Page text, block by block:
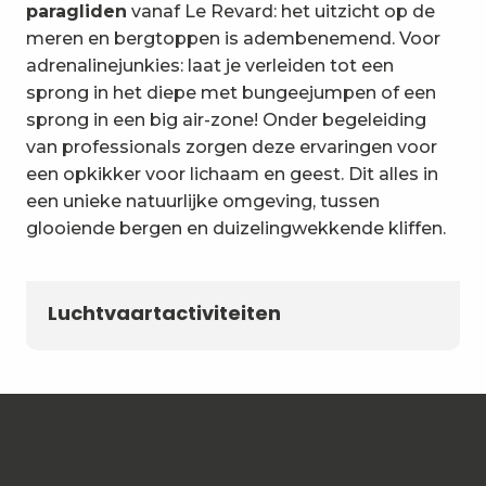
paragliden vanaf Le Revard: het uitzicht op de
meren en bergtoppen is adembenemend. Voor
adrenalinejunkies: laat je verleiden tot een
sprong in het diepe met bungeejumpen of een
sprong in een big air-zone! Onder begeleiding
van professionals zorgen deze ervaringen voor
een opkikker voor lichaam en geest. Dit alles in
een unieke natuurlijke omgeving, tussen
glooiende bergen en duizelingwekkende kliffen.
Luchtvaartactiviteiten